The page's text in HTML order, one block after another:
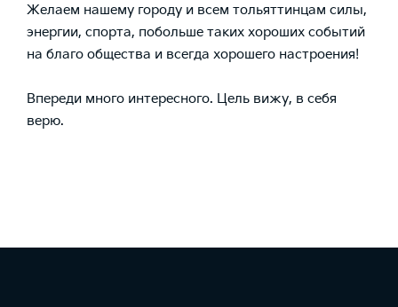
Желаем нашему городу и всем тольяттинцам силы,
энергии, спорта, побольше таких хороших событий
на благо общества и всегда хорошего настроения!
Впереди много интересного. Цель вижу, в себя
верю.